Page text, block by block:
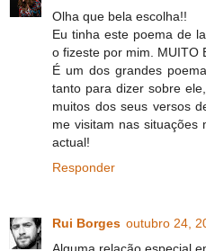
Olha que bela escolha!!
Eu tinha este poema de
o fizeste por mim. MUITO
É um dos grandes
tanto para dizer sobre
muitos dos seus versos
me visitam nas situações
actual!
Responder
Rui Borges outubro 24,